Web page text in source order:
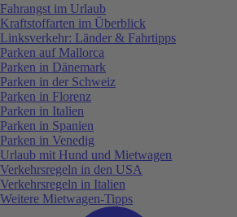
Fahrangst im Urlaub
Kraftstoffarten im Überblick
Linksverkehr: Länder & Fahrtipps
Parken auf Mallorca
Parken in Dänemark
Parken in der Schweiz
Parken in Florenz
Parken in Italien
Parken in Spanien
Parken in Venedig
Urlaub mit Hund und Mietwagen
Verkehrsregeln in den USA
Verkehrsregeln in Italien
Weitere Mietwagen-Tipps